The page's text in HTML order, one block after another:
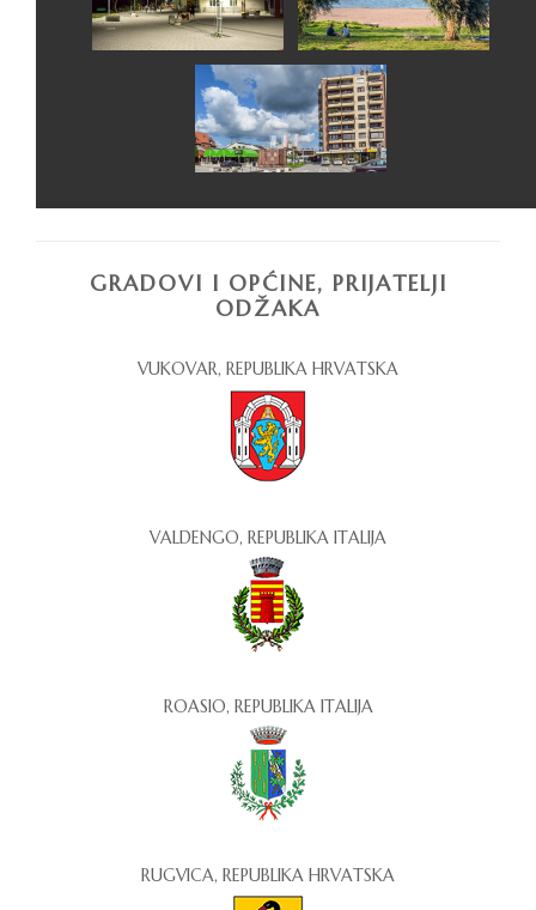
GRADOVI I OPĆINE, PRIJATELJI
ODŽAKA
VUKOVAR, REPUBLIKA HRVATSKA
VALDENGO, REPUBLIKA ITALIJA
ROASIO, REPUBLIKA ITALIJA
RUGVICA, REPUBLIKA HRVATSKA